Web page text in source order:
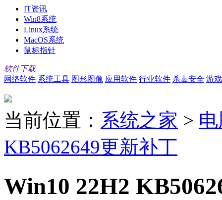
IT资讯
Win8系统
Linux系统
MacOS系统
鼠标指针
软件下载
网络软件 系统工具 图形图像 应用软件 行业软件 杀毒安全 游
当前位置： 系统之家 >
KB5062649更新补丁
Win10 22H2